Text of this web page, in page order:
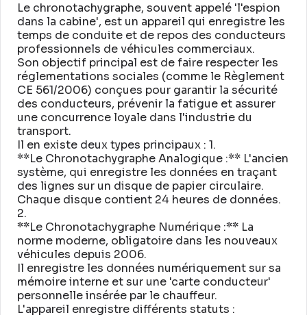
Le chronotachygraphe, souvent appelé 'l'espion
dans la cabine', est un appareil qui enregistre les
temps de conduite et de repos des conducteurs
professionnels de véhicules commerciaux.
Son objectif principal est de faire respecter les
réglementations sociales (comme le Règlement
CE 561/2006) conçues pour garantir la sécurité
des conducteurs, prévenir la fatigue et assurer
une concurrence loyale dans l'industrie du
transport.
Il en existe deux types principaux : 1.
**Le Chronotachygraphe Analogique :** L'ancien
système, qui enregistre les données en traçant
des lignes sur un disque de papier circulaire.
Chaque disque contient 24 heures de données.
2.
**Le Chronotachygraphe Numérique :** La
norme moderne, obligatoire dans les nouveaux
véhicules depuis 2006.
Il enregistre les données numériquement sur sa
mémoire interne et sur une 'carte conducteur'
personnelle insérée par le chauffeur.
L'appareil enregistre différents statuts :